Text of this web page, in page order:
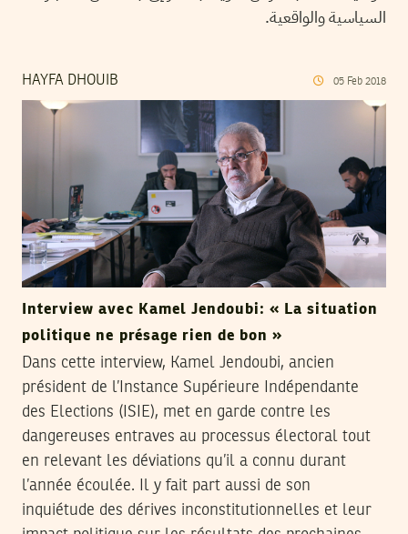
السياسية والواقعية.
HAYFA DHOUIB 05 Feb 2018
Interview avec Kamel Jendoubi: « La situation
politique ne présage rien de bon »
Dans cette interview, Kamel Jendoubi, ancien
président de l’Instance Supérieure Indépendante
des Elections (ISIE), met en garde contre les
dangereuses entraves au processus électoral tout
en relevant les déviations qu’il a connu durant
l’année écoulée. Il y fait part aussi de son
inquiétude des dérives inconstitutionnelles et leur